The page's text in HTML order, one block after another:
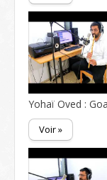
Yohaï Oved :
Voir »